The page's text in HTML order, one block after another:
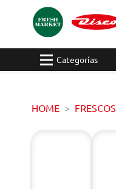
Categorías
HOME FRESCOS